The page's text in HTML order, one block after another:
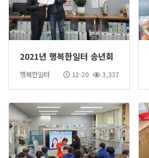
2021년 행복한일터 송년회
행복한일터 12-20 3,337